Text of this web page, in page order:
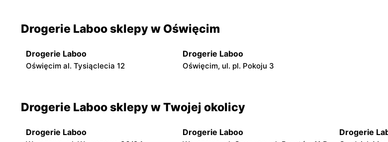
Drogerie Laboo sklepy w Oświęcim
Drogerie Laboo
Oświęcim al. Tysiąclecia 12
Drogerie Laboo
Oświęcim, ul. pl. Pokoju 3
Drogerie Laboo sklepy w Twojej okolicy
Drogerie Laboo Drogerie Laboo Drogerie